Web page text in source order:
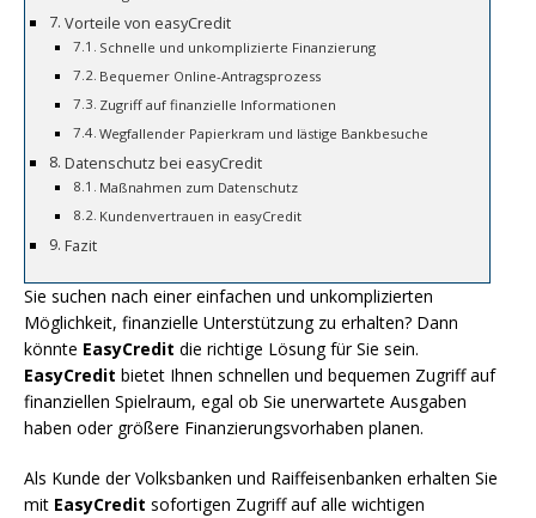
Vorteile von easyCredit
Schnelle und unkomplizierte Finanzierung
Bequemer Online-Antragsprozess
Zugriff auf finanzielle Informationen
Wegfallender Papierkram und lästige Bankbesuche
Datenschutz bei easyCredit
Maßnahmen zum Datenschutz
Kundenvertrauen in easyCredit
Fazit
Sie suchen nach einer einfachen und unkomplizierten
Möglichkeit, finanzielle Unterstützung zu erhalten? Dann
könnte EasyCredit die richtige Lösung für Sie sein.
EasyCredit bietet Ihnen schnellen und bequemen Zugriff auf
finanziellen Spielraum, egal ob Sie unerwartete Ausgaben
haben oder größere Finanzierungsvorhaben planen.
Als Kunde der Volksbanken und Raiffeisenbanken erhalten Sie
mit EasyCredit sofortigen Zugriff auf alle wichtigen